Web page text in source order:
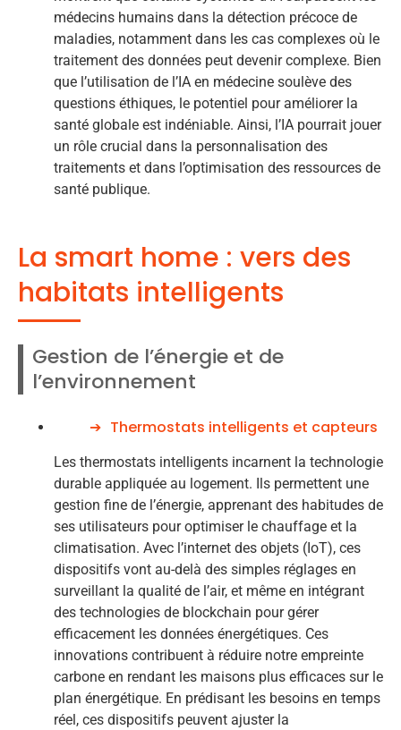
médecins humains dans la détection précoce de
maladies, notamment dans les cas complexes où le
traitement des données peut devenir complexe. Bien
que l’utilisation de l’IA en médecine soulève des
questions éthiques, le potentiel pour améliorer la
santé globale est indéniable. Ainsi, l’IA pourrait jouer
un rôle crucial dans la personnalisation des
traitements et dans l’optimisation des ressources de
santé publique.
La smart home : vers des
habitats intelligents
Gestion de l’énergie et de
l’environnement
Thermostats intelligents et capteurs
Les thermostats intelligents incarnent la technologie
durable appliquée au logement. Ils permettent une
gestion fine de l’énergie, apprenant des habitudes de
ses utilisateurs pour optimiser le chauffage et la
climatisation. Avec l’internet des objets (IoT), ces
dispositifs vont au-delà des simples réglages en
surveillant la qualité de l’air, et même en intégrant
des technologies de blockchain pour gérer
efficacement les données énergétiques. Ces
innovations contribuent à réduire notre empreinte
carbone en rendant les maisons plus efficaces sur le
plan énergétique. En prédisant les besoins en temps
réel, ces dispositifs peuvent ajuster la